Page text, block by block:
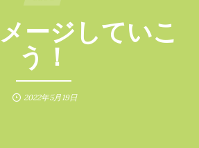
ージしていこ
う！
2022年5月19日